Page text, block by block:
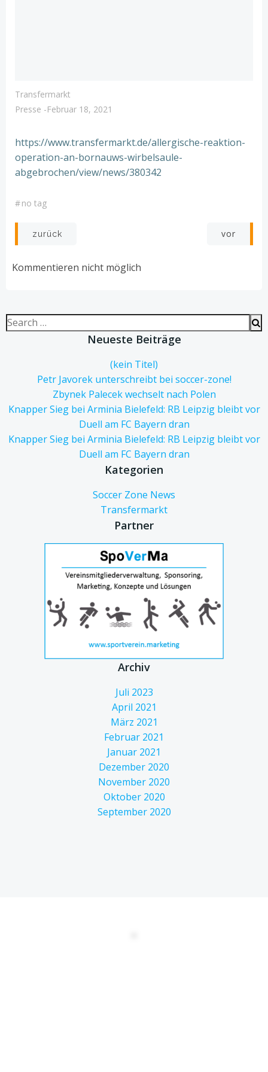
Transfermarkt
Presse -Februar 18, 2021
https://www.transfermarkt.de/allergische-reaktion-
operation-an-bornauws-wirbelsaule-
abgebrochen/view/news/380342
#no tag
Post
navigation
zurück
navigation
vor
Kommentieren nicht möglich
Search
for:
Neueste Beiträge
(kein Titel)
Petr Javorek unterschreibt bei soccer-zone!
Zbynek Palecek wechselt nach Polen
Knapper Sieg bei Arminia Bielefeld: RB Leipzig bleibt vor
Duell am FC Bayern dran
Knapper Sieg bei Arminia Bielefeld: RB Leipzig bleibt vor
Duell am FC Bayern dran
Kategorien
Soccer Zone News
Transfermarkt
Partner
Archiv
Juli 2023
April 2021
März 2021
Februar 2021
Januar 2021
Dezember 2020
November 2020
Oktober 2020
September 2020